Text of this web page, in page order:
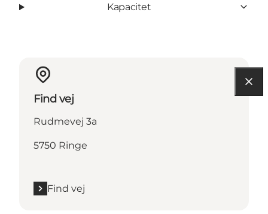
Kapacitet
Find vej
Rudmevej 3a
5750 Ringe
Find vej